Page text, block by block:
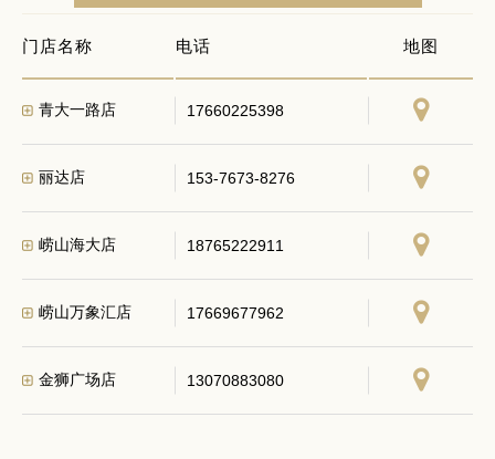
门店名称 电话 地图
青大一路店 17660225398
丽达店 153-7673-8276
崂山海大店 18765222911
崂山万象汇店 17669677962
金狮广场店 13070883080